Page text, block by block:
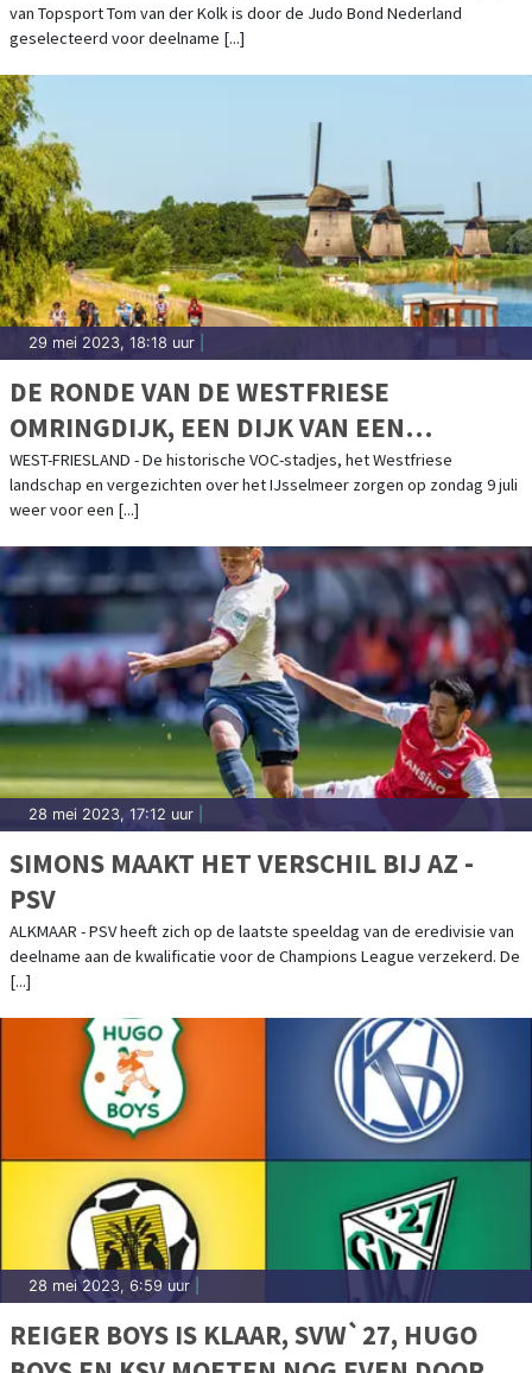
van Topsport Tom van der Kolk is door de Judo Bond Nederland
geselecteerd voor deelname [...]
29 mei 2023, 18:18 uur
DE RONDE VAN DE WESTFRIESE
OMRINGDIJK, EEN DIJK VAN EEN
FIETSAVONTUUR
WEST-FRIESLAND - De historische VOC-stadjes, het Westfriese
landschap en vergezichten over het IJsselmeer zorgen op zondag 9 juli
weer voor een [...]
28 mei 2023, 17:12 uur
SIMONS MAAKT HET VERSCHIL BIJ AZ -
PSV
ALKMAAR - PSV heeft zich op de laatste speeldag van de eredivisie van
deelname aan de kwalificatie voor de Champions League verzekerd. De
[...]
28 mei 2023, 6:59 uur
REIGER BOYS IS KLAAR, SVW`27, HUGO